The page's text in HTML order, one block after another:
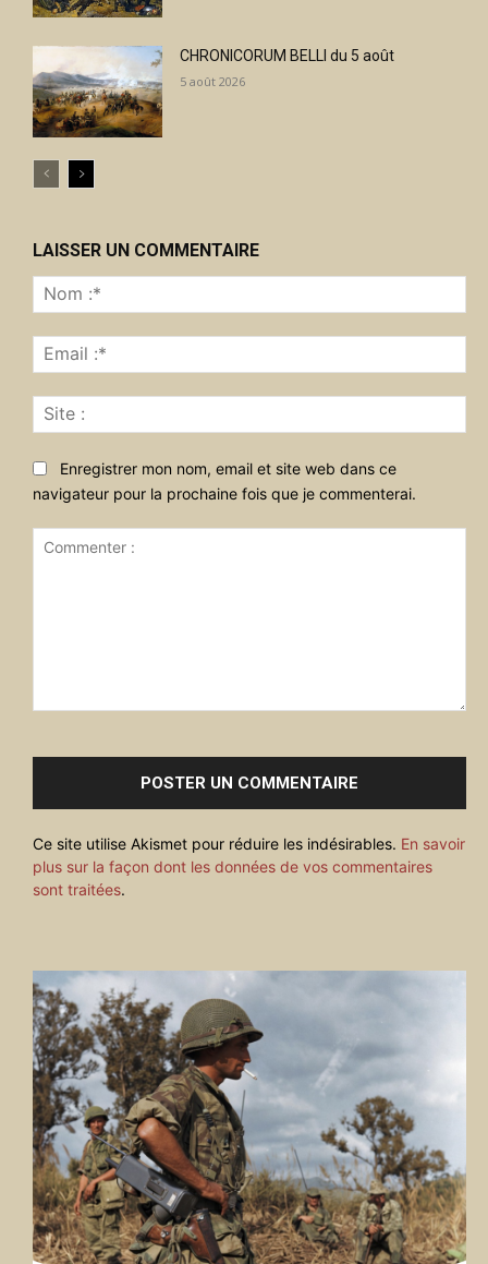
CHRONICORUM BELLI du 5 août
5 août 2026
LAISSER UN COMMENTAIRE
:*
:*
:
Enregistrer mon nom, email et site web dans ce
navigateur pour la prochaine fois que je commenterai.
Ce site utilise Akismet pour réduire les indésirables. En savoir
plus sur la façon dont les données de vos commentaires
sont traitées.